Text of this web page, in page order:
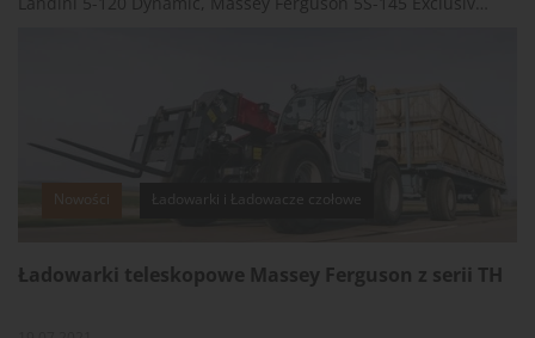
Nowości Ładowarki i Ładowacze czołowe
Ładowarki teleskopowe Massey Ferguson z serii TH